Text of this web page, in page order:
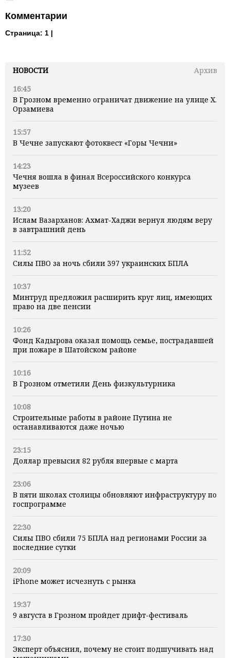
НОВОСТИ
Архив
16:45
В Грозном временно ограничат движение на улице Х.
Орзамиева
15:57
В Чечне запускают фотоквест «Горы Чечни»
14:23
Чечня вошла в финал Всероссийского конкурса
музеев
13:20
Ислам Вазарханов: Ахмат-Хаджи вернул людям веру
в завтрашний день
11:52
Силы ПВО за ночь сбили 397 украинских БПЛА
10:37
Минтруд предложил расширить круг лиц, имеющих
право на две пенсии
10:26
Фонд Кадырова оказал помощь семье, пострадавшей
при пожаре в Шатойском районе
10:16
В Грозном отметили День физкультурника
10:08
Строительные работы в районе Путина не
останавливаются даже ночью
23:15
Доллар превысил 82 рубля впервые с марта
23:06
В пяти школах столицы обновляют инфраструктуру по
госпрограмме
22:30
Силы ПВО сбили 75 БПЛА над регионами России за
последние сутки
20:09
iPhone может исчезнуть с рынка
19:37
9 августа в Грозном пройдет дрифт-фестиваль
17:30
Эксперт объяснил, почему не стоит подшучивать над
Комментарии
Страница: 1 |